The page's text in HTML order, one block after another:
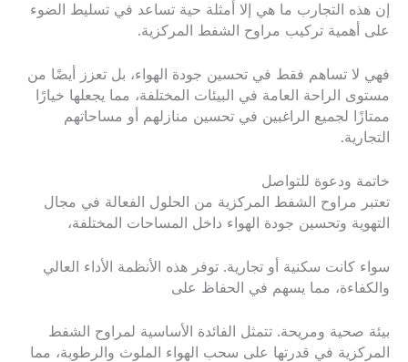
إن هذه التجارب ما هي إلا أمثلة حية تساعد في تسليط الضوء
على أهمية تركيب مراوح الشفط المركزية.
فهي لا تساهم فقط في تحسين جودة الهواء، بل تعزز أيضًا من
مستوى الراحة العامة في البيئات المختلفة، مما يجعلها خيارًا
ممتازًا لجميع الراغبين في تحسين منازلهم أو مساحاتهم
التجارية.
خاتمة ودعوة للتواصل
تعتبر مراوح الشفط المركزية من الحلول الفعالة في مجال
التهوية وتحسين جودة الهواء داخل المساحات المختلفة،
سواء كانت سكنية أو تجارية. توفر هذه الأنظمة الأداء العالي
والكفاءة، مما يسهم في الحفاظ على
بيئة صحية ومريحة. تتمثل الفائدة الأساسية لمراوح الشفط
المركزية في قدرتها على سحب الهواء الملوث والرطوبة، مما